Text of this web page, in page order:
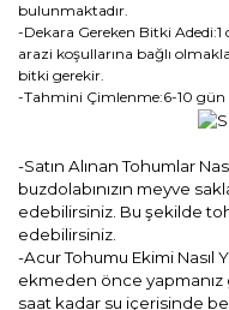
bulunmaktadır.
-Dekara Gereken Bitki
arazi koşullarına bağlı
bitki gerekir.
-Tahmini Çimlenme:6-10 gün
-Satın Alınan Tohumlar
buzdolabınızın meyve
edebilirsiniz. Bu şekilde
edebilirsiniz.
-Acur Tohumu Ekimi Nasıl
ekmeden önce yapmanız
saat kadar su içerisinde